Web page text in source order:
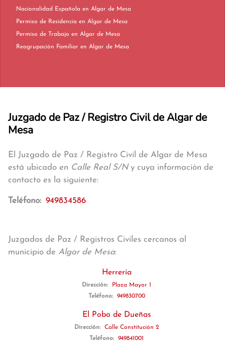
Nacionalidad Española en Algar de Mesa
Permiso de Residencia en Algar de Mesa
Permiso de Trabajo en Algar de Mesa
Reagrupación Familiar en Algar de Mesa
Juzgado de Paz / Registro Civil de Algar de
Mesa
El Juzgado de Paz / Registro Civil de Algar de Mesa
está ubicado en Calle Real S/Ny cuya información de
contacto es la siguiente:
Teléfono: 949834586
Juzgados de Paz / Registros Civiles cercanos al
municipio de Algar de Mesa:
Herrería
Dirección:
Plaza Mayor 1
Teléfono:
949830700
El Pobo de Dueñas
Dirección:
Calle Constitución 2
Teléfono:
949841001